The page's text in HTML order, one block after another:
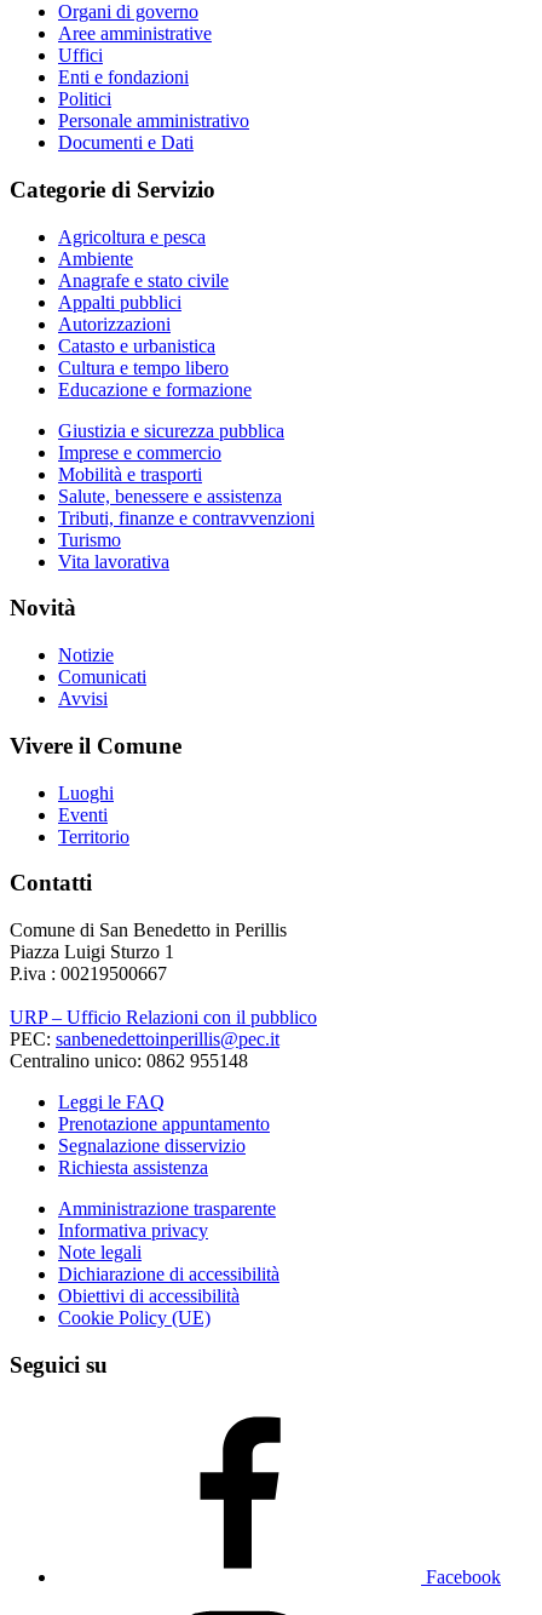
Organi di governo
Aree amministrative
Uffici
Enti e fondazioni
Politici
Personale amministrativo
Documenti e Dati
Categorie di Servizio
Agricoltura e pesca
Ambiente
Anagrafe e stato civile
Appalti pubblici
Autorizzazioni
Catasto e urbanistica
Cultura e tempo libero
Educazione e formazione
Giustizia e sicurezza pubblica
Imprese e commercio
Mobilità e trasporti
Salute, benessere e assistenza
Tributi, finanze e contravvenzioni
Turismo
Vita lavorativa
Novità
Notizie
Comunicati
Avvisi
Vivere il Comune
Luoghi
Eventi
Territorio
Contatti
Comune di San Benedetto in Perillis
Piazza Luigi Sturzo 1
P.iva : 00219500667
URP – Ufficio Relazioni con il pubblico
PEC: sanbenedettoinperillis@pec.it
Centralino unico: 0862 955148
Leggi le FAQ
Prenotazione appuntamento
Segnalazione disservizio
Richiesta assistenza
Amministrazione trasparente
Informativa privacy
Note legali
Dichiarazione di accessibilità
Obiettivi di accessibilità
Cookie Policy (UE)
Seguici su
Facebook